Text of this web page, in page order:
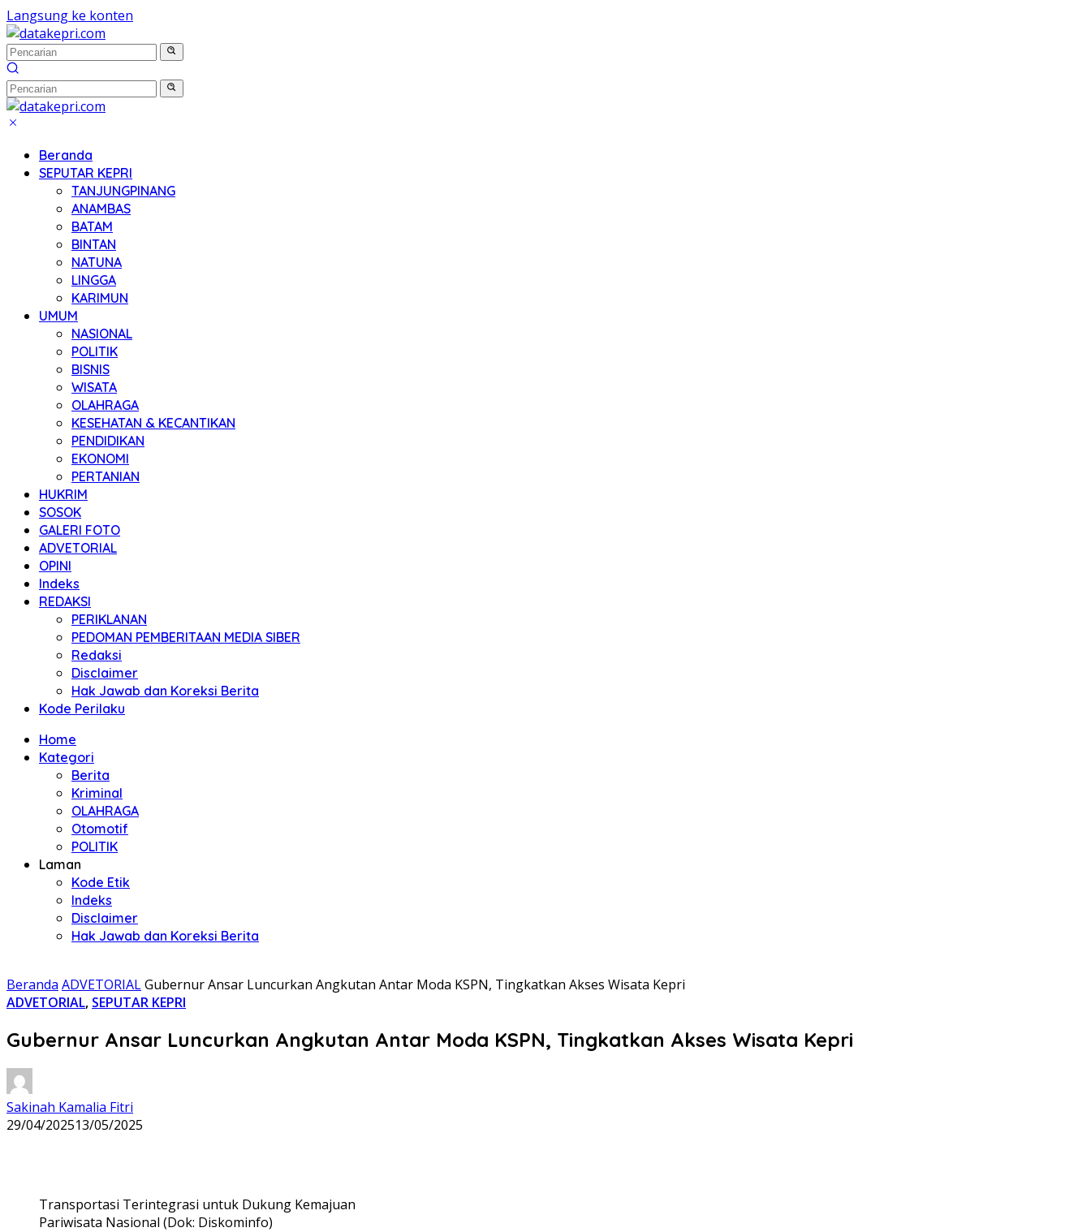
Langsung ke konten
Beranda
SEPUTAR KEPRI
TANJUNGPINANG
ANAMBAS
BATAM
BINTAN
NATUNA
LINGGA
KARIMUN
UMUM
NASIONAL
POLITIK
BISNIS
WISATA
OLAHRAGA
KESEHATAN & KECANTIKAN
PENDIDIKAN
EKONOMI
PERTANIAN
HUKRIM
SOSOK
GALERI FOTO
ADVETORIAL
OPINI
Indeks
REDAKSI
PERIKLANAN
PEDOMAN PEMBERITAAN MEDIA SIBER
Redaksi
Disclaimer
Hak Jawab dan Koreksi Berita
Kode Perilaku
Home
Kategori
Berita
Kriminal
OLAHRAGA
Otomotif
POLITIK
Laman
Kode Etik
Indeks
Disclaimer
Hak Jawab dan Koreksi Berita
Beranda ADVETORIALGubernur Ansar Luncurkan Angkutan Antar Moda KSPN, Tingkatkan Akses Wisata Kepri
ADVETORIAL, SEPUTAR KEPRI
Gubernur Ansar Luncurkan Angkutan Antar Moda KSPN, Tingkatkan Akses Wisata Kepri
Sakinah Kamalia Fitri
29/04/202513/05/2025
Transportasi Terintegrasi untuk Dukung Kemajuan
Pariwisata Nasional (Dok: Diskominfo)